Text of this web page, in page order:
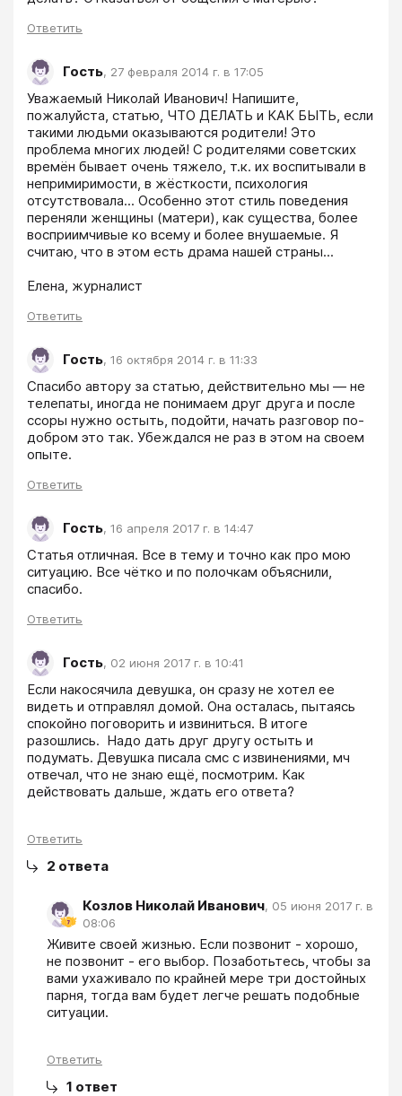
Ответить
Гость, 27 февраля 2014 г. в 17:05
Уважаемый Николай Иванович! Напишите,
пожалуйста, статью, ЧТО ДЕЛАТЬ и КАК БЫТЬ, если
такими людьми оказываются родители! Это
проблема многих людей! С родителями советских
времён бывает очень тяжело, т.к. их воспитывали в
непримиримости, в жёсткости, психология
отсутствовала... Особенно этот стиль поведения
переняли женщины (матери), как существа, более
восприимчивые ко всему и более внушаемые. Я
считаю, что в этом есть драма нашей страны...
Елена, журналист
Ответить
Гость, 16 октября 2014 г. в 11:33
Cпасибо автору за статью, действительно мы — не
телепаты, иногда не понимаем друг друга и после
ссоры нужно остыть, подойти, начать разговор по-
добром это так. Убеждался не раз в этом на своем
опыте.
Ответить
Гость, 16 апреля 2017 г. в 14:47
Статья отличная. Все в тему и точно как про мою
ситуацию. Все чётко и по полочкам объяснили,
спасибо.
Ответить
Гость, 02 июня 2017 г. в 10:41
Если накосячила девушка, он сразу не хотел ее
видеть и отправлял домой. Она осталась, пытаясь
спокойно поговорить и извиниться. В итоге
разошлись.  Надо дать друг другу остыть и
подумать. Девушка писала смс с извинениями, мч
отвечал, что не знаю ещё, посмотрим. Как
действовать дальше, ждать его ответа?
Ответить
2 ответа
Козлов Николай Иванович, 05 июня 2017 г. в
08:06
Живите своей жизнью. Если позвонит - хорошо,
не позвонит - его выбор. Позаботьтесь, чтобы за
вами ухаживало по крайней мере три достойных
парня, тогда вам будет легче решать подобные
ситуации.
Ответить
1 ответ